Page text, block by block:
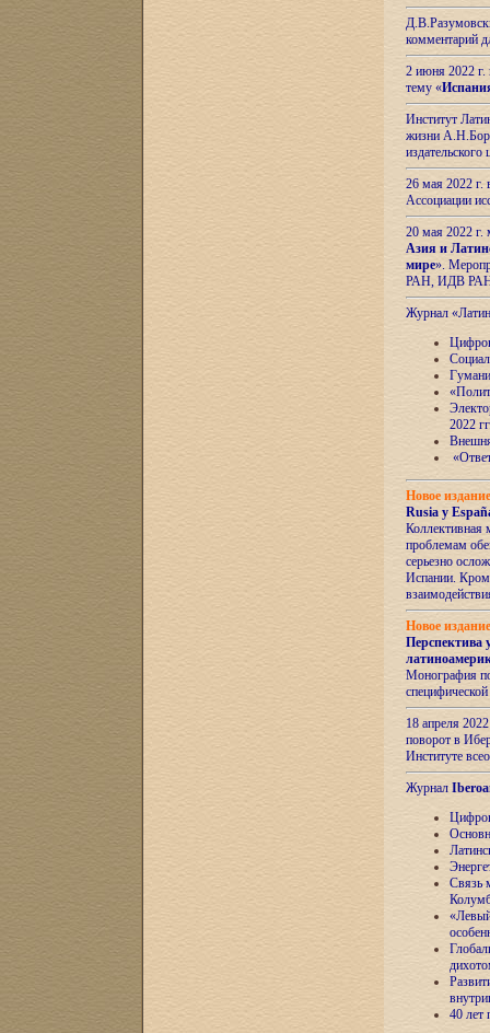
комментарий
2 июня 2022 г.
тему «
Институт
жизни
26 мая 2022
Ассоциации
20 мая 2022
Азия и
мире».
РАН, ИДВ
Журнал
2022
Новое
Rusia y
Коллективная
проблемам
серьезно
Испании.
Новое
Перспектива
Монография
18 апреля
поворот в
Институте
Журнал
Связь
40 лет